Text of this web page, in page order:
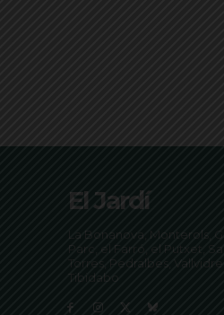
El Jardí
La Bonanova, Monterols,
Parc, el Farró, el Putxet,
Torres, Pedralbes,
Tibidabo